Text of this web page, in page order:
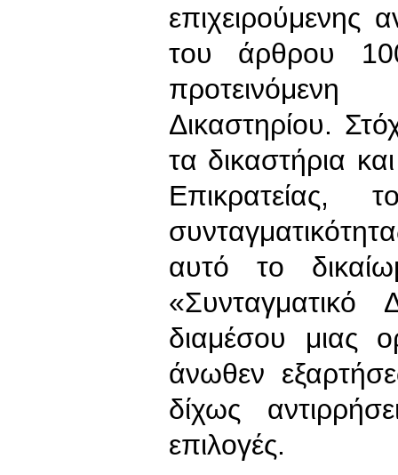
επιχειρούμενης
του άρθρου
Δικαστηρίου.
τα δικαστήρια
Επικρατείας,
αυτό το
διαμέσου μιας
άνωθεν
δίχως
επιλογές.